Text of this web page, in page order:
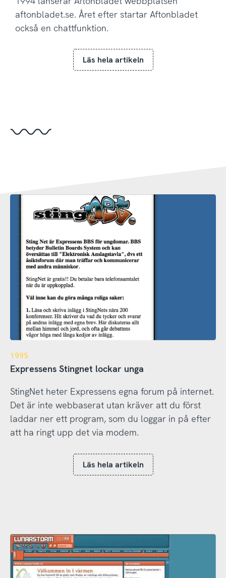
aftonbladet.se. Året efter startar Aftonbladet
också en chattfunktion.
Läs hela artikeln
1995
Expressens Stingnet lockar unga
StingNet heter Expressens egna forum på internet.
Det är inte webbaserat utan kräver att du först
laddar ner ett program, som du loggar in på efter
att ha ringt upp det via modem.
Läs hela artikeln